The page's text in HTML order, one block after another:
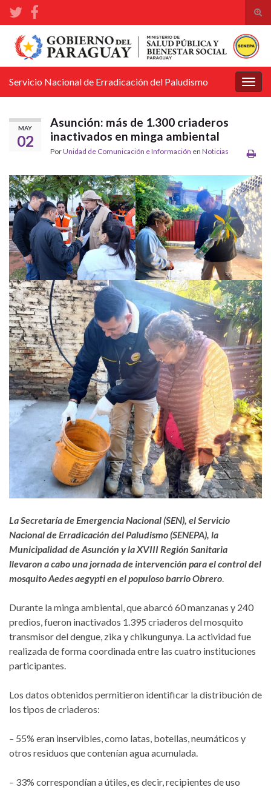
el
de
Search for:
la
Servicio Nacional de Erradicación del Paludismo
MAY
02
Asunción: más de 1.300 criaderos
inactivados en minga ambiental
PorUnidad de Comunicación e Información en Noticias
La Secretaría de Emergencia Nacional (SEN), el Servicio
Nacional de Erradicación del Paludismo (SENEPA), la
Municipalidad de Asunción y la XVIII Región Sanitaria
llevaron a cabo una jornada de intervención para el control del
mosquito Aedes aegypti en el populoso barrio Obrero.
Durante la minga ambiental, que abarcó 60 manzanas y 240
predios, fueron inactivados 1.395 criaderos del mosquito
transmisor del dengue, zika y chikungunya. La actividad fue
realizada de forma coordinada entre las cuatro instituciones
participantes.
Los datos obtenidos permitieron identificar la distribución de
los tipos de criaderos:
– 55% eran inservibles, como latas, botellas, neumáticos y
otros residuos que contenían agua acumulada.
– 33% correspondían a útiles, es decir, recipientes de uso